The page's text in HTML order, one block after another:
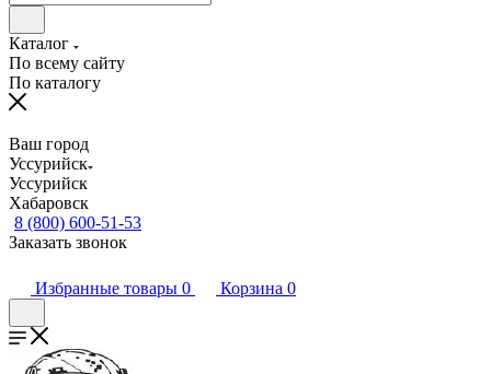
Каталог
По всему сайту
По каталогу
Ваш город
Уссурийск
Уссурийск
Хабаровск
8 (800) 600-51-53
Заказать звонок
Избранные товары 0 Корзина 0